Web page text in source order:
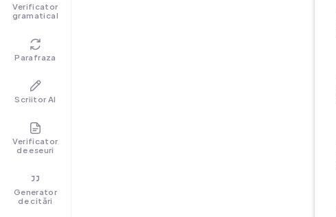
Verificator
gramatical
Parafraza
Scriitor AI
Verificator
de eseuri
Generator
de citări